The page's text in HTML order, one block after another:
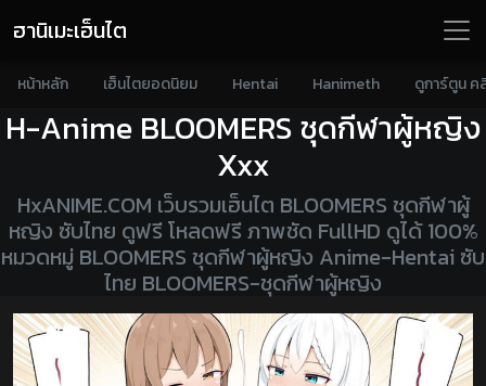
ฮานิเมะเฮ็นไต
หน้าหลัก เฮ็นไตยอดนิยม Hentai Hanimeth ดูการ์ตูน ค
H-Anime BLOOMERS ชุดกีฬาผู้หญิง
Xxx
HxANIME.COM เว็บรวมเฮ็นไต BLOOMERS ชุดกีฬาผู้
หญิง ซับไทย ดูฟรี โหลดฟรี ภาพชัด FullHD ดูได้ 100%
หมวดหมู่ BLOOMERS ชุดกีฬาผู้หญิง Anime-Hentai ซับ
ไทย BLOOMERS-ชุดกีฬาผู้หญิง